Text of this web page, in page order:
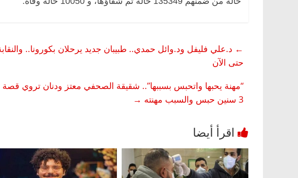
←
حتى الآن
“مهنة يحبها واتحبس بسببها”.. شقيقة الصحفي معتز ودنان تروي
3 سنين حبس والسبب مهنته
→